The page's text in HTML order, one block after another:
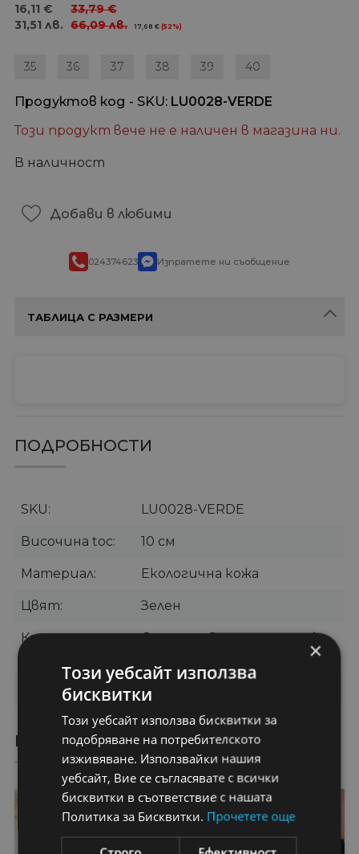
16,11 €
31,51 лв.
33,79€
66,09лв. 17,68€ (52%)
35 36 37 38 39 40
Продуктов код - SKU LU0028-VERDE
Този продукт вече не е наличен в магазина ни.
В наличност
Добави в любими
024374623 Изпратете ни съобщение
ТАБЛИЦА С РАЗМЕРИ
ПОДРОБНОСТИ
SKU LU0028-VERDE
Височина toc 10 см
Материал Екологична кожа
Цвят Зелен
Категории Сандали,Сандали на ток,
Бранд Botinelli
ПРЕПОРЪЧАНИ ПРОДУКТИ
49% 49%
×
Този уебсайт използва
бисквитки
Този уебсайт използва бисквитки за
подобряване на потребителското
изживяване. Използвайки нашия
уебсайт, Вие се съгласявате с всички
бисквитки в съответствие с нашата
Политика за Бисквитки. Прочетете още